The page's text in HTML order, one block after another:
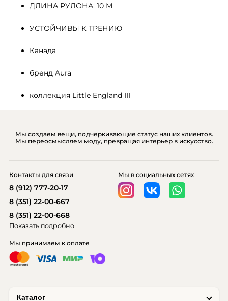
ДЛИНА РУЛОНА: 10 М
УСТОЙЧИВЫ К ТРЕНИЮ
Канада
бренд Aura
коллекция Little England III
Мы создаем вещи, подчеркивающие статус наших клиентов.
Мы переосмысляем моду, превращая интерьер в искусство.
Каталог
Мы принимаем к оплате
Мы в социальных сетях
Контакты для связи
8 (912) 777-20-17
8 (351) 22-00-667
8 (351) 22-00-668
Показать подробно